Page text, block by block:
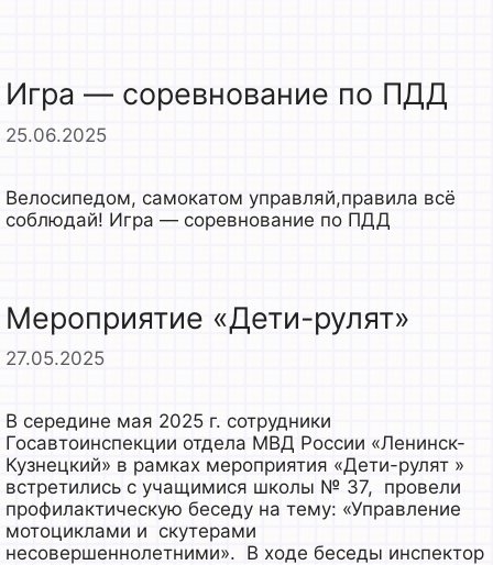
Игра — соревнование по ПДД
25.06.2025
Велосипедом, самокатом управляй,правила всё
соблюдай! Игра — соревнование по ПДД
Мероприятие «Дети-рулят»
27.05.2025
В середине мая 2025 г. сотрудники
Госавтоинспекции отдела МВД России «Ленинск-
Кузнецкий» в рамках мероприятия «Дети-рулят »
встретились с учащимися школы № 37, провели
профилактическую беседу на тему: «Управление
мотоциклами и скутерами
несовершеннолетними». В ходе беседы инспектор